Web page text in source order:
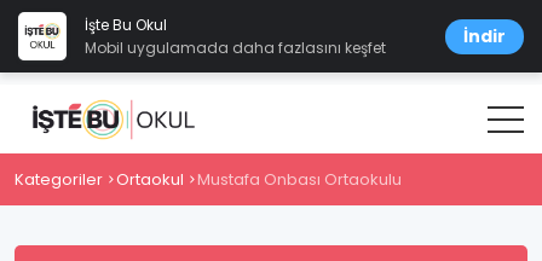
İşte Bu Okul
Mobil uygulamada daha fazlasını keşfet
İndir
Kategoriler Ortaokul Mustafa Onbası Ortaokulu